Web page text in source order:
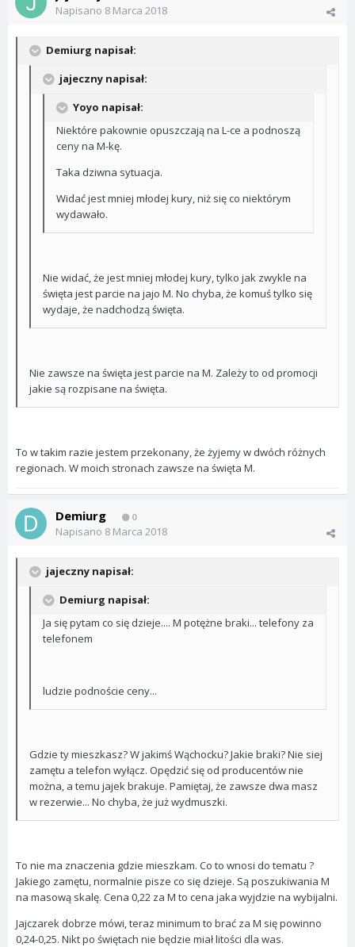
Napisano 8 Marca 2018
Demiurg napisał:
jajeczny napisał:
Yoyo napisał:
Niektóre pakownie opuszczają na L-ce a podnoszą
ceny na M-kę.
Taka dziwna sytuacja.
Widać jest mniej młodej kury, niż się co niektórym
wydawało.
Nie widać, że jest mniej młodej kury, tylko jak zwykle na
święta jest parcie na jajo M. No chyba, że komuś tylko się
wydaje, że nadchodzą święta.
Nie zawsze na święta jest parcie na M. Zależy to od promocji
jakie są rozpisane na święta.
To w takim razie jestem przekonany, że żyjemy w dwóch różnych
regionach. W moich stronach zawsze na święta M.
Demiurg 0
Napisano 8 Marca 2018
jajeczny napisał:
Demiurg napisał:
Ja się pytam co się dzieje.... M potężne braki... telefony za
telefonem
ludzie podnoście ceny...
Gdzie ty mieszkasz? W jakimś Wąchocku? Jakie braki? Nie siej
zamętu a telefon wyłącz. Opędzić się od producentów nie
można, a temu jajek brakuje. Pamiętaj, że zawsze dwa masz
w rezerwie... No chyba, że już wydmuszki.
To nie ma znaczenia gdzie mieszkam. Co to wnosi do tematu ?
Jakiego zamętu, normalnie pisze co się dzieje. Są poszukiwania M
na masową skalę. Cena 0,22 za M to cena jaka wyjdzie na wybijalni.
Jajczarek dobrze mówi, teraz minimum to brać za M się powinno
0,24-0,25. Nikt po świętach nie będzie miał litości dla was.